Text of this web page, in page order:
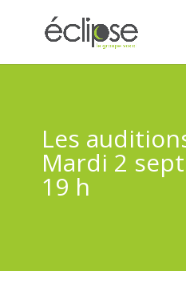
Les
Mardi 2
19 h